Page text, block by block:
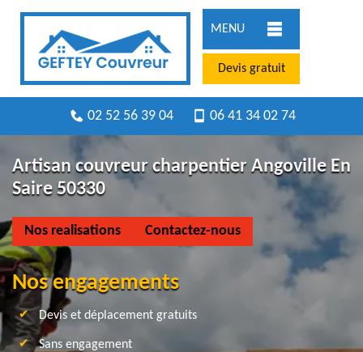
MENU
Devis gratuit
02 52 56 39 04 06 41 34 02 74
Artisan couvreur charpentier Angoville En
Saire 50330
Nos realisations Contactez-nous
Nos engagements
Devis et déplacement gratuits
Sans engagement